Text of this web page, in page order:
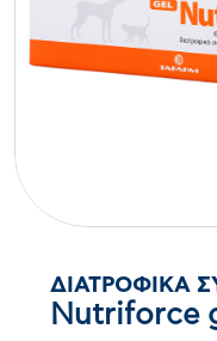
ΔΙΑΤΡΟΦΙΚΆ
Nutriforce